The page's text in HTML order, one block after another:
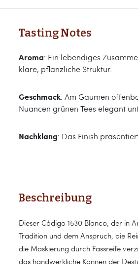
Tasting Notes
Aroma: Ein lebendiges
klare, pflanzliche Struktur.
Geschmack: Am Gaumen
Nuancen grünen Tees elegant
Nachklang: Das Finish
Beschreibung
Dieser Código 1530 Blanco, der in
Tradition und dem Anspruch, die
die Maskierung durch Fassreife
das handwerkliche Können der